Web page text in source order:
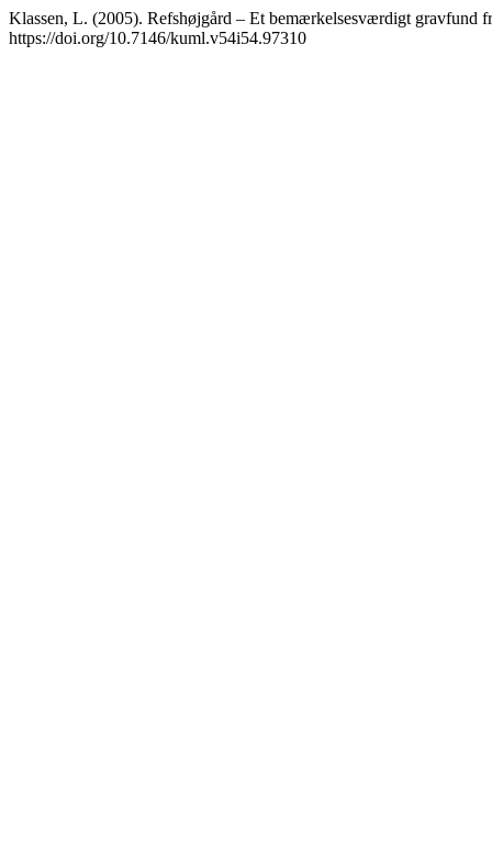
Klassen, L. (2005). Refshøjgård – Et bemærkelsesværdigt gravfund
https://doi.org/10.7146/kuml.v54i54.97310